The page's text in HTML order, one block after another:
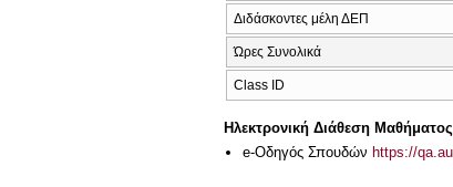
Διδάσκοντες μέλη ΔΕΠ
Ώρες Συνολικά
Class ID
Ηλεκτρονική Διάθεση Μαθήματος
e-Οδηγός Σπουδών https://